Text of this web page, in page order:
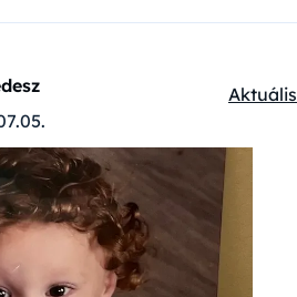
Aktuális